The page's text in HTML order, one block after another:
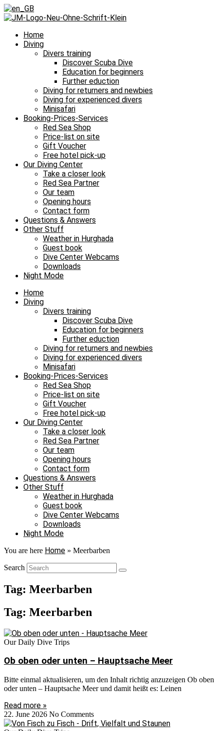
Home
Diving
Divers training
Discover Scuba Dive
Education for beginners
Further eduction
Diving for returners and newbies
Diving for experienced divers
Minisafari
Booking-Prices-Services
Red Sea Shop
Price-list on site
Gift Voucher
Free hotel pick-up
Our Diving Center
Take a closer look
Red Sea Partner
Our team
Opening hours
Contact form
Questions & Answers
Other Stuff
Weather in Hurghada
Guest book
Dive Center Webcams
Downloads
Night Mode
Home
Diving
Divers training
Discover Scuba Dive
Education for beginners
Further eduction
Diving for returners and newbies
Diving for experienced divers
Minisafari
Booking-Prices-Services
Red Sea Shop
Price-list on site
Gift Voucher
Free hotel pick-up
Our Diving Center
Take a closer look
Red Sea Partner
Our team
Opening hours
Contact form
Questions & Answers
Other Stuff
Weather in Hurghada
Guest book
Dive Center Webcams
Downloads
Night Mode
You are here Home » Meerbarben
Search
Tag: Meerbarben
Tag: Meerbarben
Our Daily Dive Trips
Ob oben oder unten – Hauptsache Meer
Bitte einmal aktualisieren, um den Inhalt richtig anzuzeigen Ob oben
oder unten – Hauptsache Meer und damit heißt es: Leinen
Read more »
22. June 2026 No Comments